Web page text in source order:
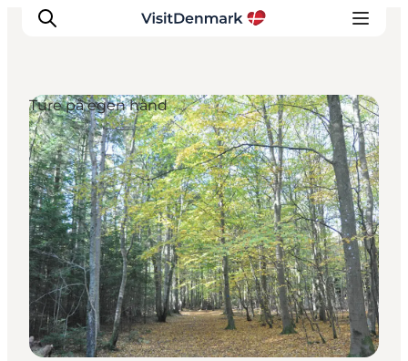
Inspiration
Destinationer
Oplevelser
Overnatning
Planlæg ferien
Ture på egen hånd